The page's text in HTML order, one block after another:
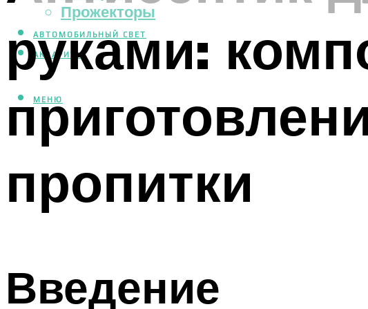
Прожекторы
АВТОМОБИЛЬНЫЙ СВЕТ
АКВАРИУМ
МЕНЮ
руками:
пропитки
Введение